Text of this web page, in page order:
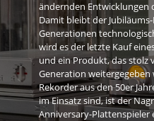
ändernden Entwicklungen
Damit bleibt der
Generationen
wird es der letzte Kauf
und ein Produkt, das stolz
Generation weitergegeben
Rekorder aus den 50er
im Einsatz sind, ist der
Anniversary-Plattenspieler